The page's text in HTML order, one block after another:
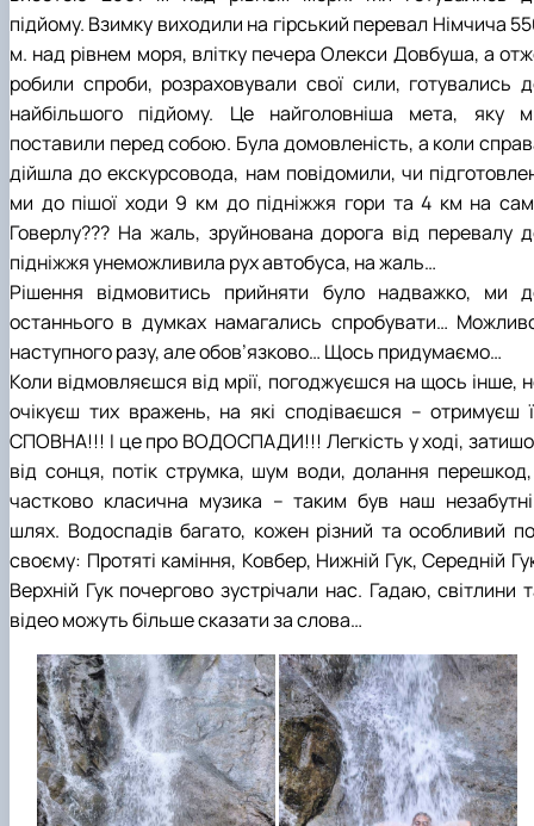
підйому. Взимку виходили на гірський перевал Німчича
м. над рівнем моря, влітку печера Олекси Довбуша, а
робили спроби, розраховували свої сили, готувались
найбільшого підйому. Це найголовніша мета, яку
поставили перед собою. Була домовленість, а коли
дійшла до екскурсовода, нам повідомили, чи
ми до пішої ходи 9 км до підніжжя гори та 4 км на
Говерлу??? На жаль, зруйнована дорога від перевалу
підніжжя унеможливила рух автобуса, на жаль…
Рішення відмовитись прийняти було надважко, ми
останнього в думках намагались спробувати…
наступного разу, але обов’язково… Щось придумаємо…
Коли відмовляєшся від мрії, погоджуєшся на щось інше,
очікуєш тих вражень, на які сподіваєшся – отримуєш
СПОВНА!!! І це про ВОДОСПАДИ!!! Легкість у ході,
від сонця, потік струмка, шум води, долання перешкод,
частково класична музика – таким був наш
шлях. Водоспадів багато, кожен різний та особливий
своєму: Протяті каміння, Ковбер, Нижній Гук, Середній
Верхній Гук почергово зустрічали нас. Гадаю, світлини
відео можуть більше сказати за слова…